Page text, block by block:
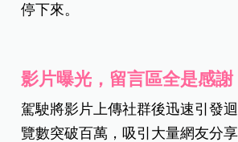
停下來。
影片曝光，留言區全是感謝
駕駛將影片上傳社群後迅速引發
覽數突破百萬，吸引大量網友分